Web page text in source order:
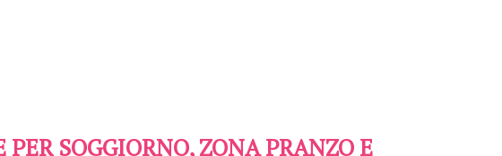
SOGGIORNO, ZONA PRANZO E